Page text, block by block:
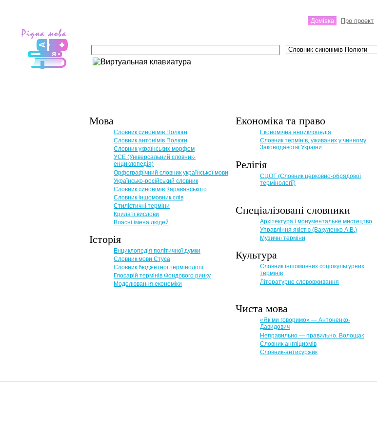
Домівка Про проект
Мова
Словник синонімів Полюги
Словник антонімів Полюги
Словник українських морфем
УСЕ (Універсальний словник-
енциклопедія)
Орфографічний словник української мови
Українсько-російський словник
Словник синонімів Караванського
Словник іншомовник слів
Стилістичні терміни
Крилаті вислови
Власні імена людей
Історія
Енциклопедія політичної думки
Словник мови Стуса
Словник бюджетної термінології
Глосарій термінів Фондового ринку
Моделювання економіки
Економіка та право
Eкономічна енциклопедія
Словник термінів, уживаних у чинному
Законодавстві України
Релігія
СЦОТ (Словник церковно-обрядової
термінології)
Спеціалізовані словники
Архітектура і монументальне мистецтво
Управління якістю (Вакуленко А.В.)
Музичні терміни
Культура
Словник іншомовних соціокультурних
термінів
Літературне слововживання
Чиста мова
«Як ми говоримо» — Антоненко-
Давидович
Неправильно — правильно. Волощак
Словник англіцизмів
Словник-антисуржик